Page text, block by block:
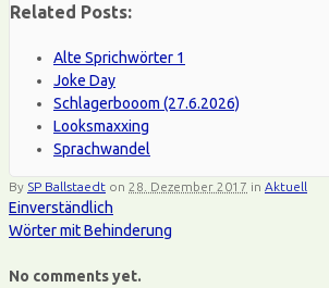
Related Posts:
Alte Sprichwörter 1
Joke Day
Schlagerbooom (27.6.2026)
Looksmaxxing
Sprachwandel
By SP Ballstaedt on 28. Dezember 2017 in Aktuell
Einverständlich
Wörter mit Behinderung
No comments yet.